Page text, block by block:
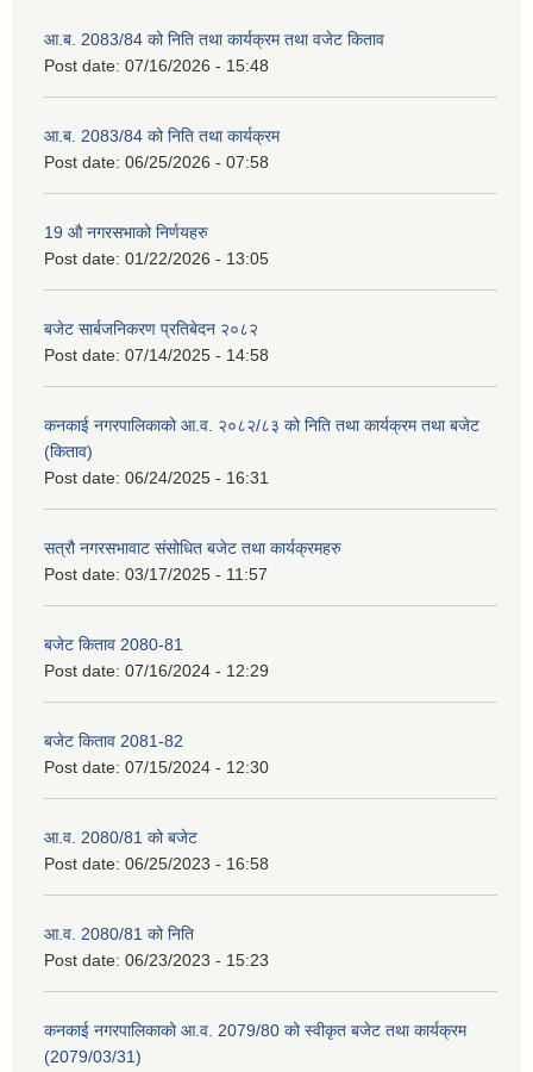
आ.ब. 2083/84 को निति तथा कार्यक्रम तथा वजेट किताव
Post date: 07/16/2026 - 15:48
आ.ब. 2083/84 को निति तथा कार्यक्रम
Post date: 06/25/2026 - 07:58
19 औ नगरसभाको निर्णयहरु
Post date: 01/22/2026 - 13:05
बजेट सार्बजनिकरण प्रतिबेदन २०८२
Post date: 07/14/2025 - 14:58
कनकाई नगरपालिकाको आ.व. २०८२/८३ को निति तथा कार्यक्रम तथा बजेट
(किताव)
Post date: 06/24/2025 - 16:31
सत्रौ नगरसभावाट संसोधित बजेट तथा कार्यक्रमहरु
Post date: 03/17/2025 - 11:57
बजेट किताव 2080-81
Post date: 07/16/2024 - 12:29
बजेट किताव 2081-82
Post date: 07/15/2024 - 12:30
आ.व. 2080/81 को बजेट
Post date: 06/25/2023 - 16:58
आ.व. 2080/81 को निति
Post date: 06/23/2023 - 15:23
कनकाई नगरपालिकाको आ.व. 2079/80 को स्वीकृत बजेट तथा कार्यक्रम
(2079/03/31)